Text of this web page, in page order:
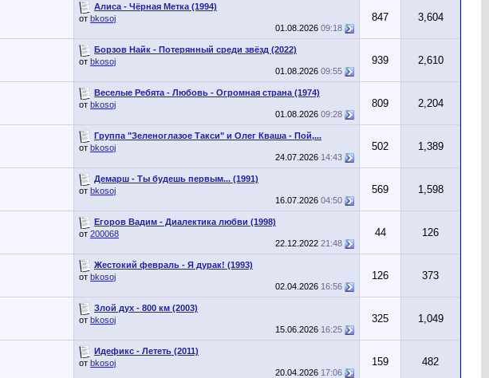
Алиса - Чёрная Метка (1994)
от bkosoj
01.08.2026 09:18
847 3,604
Борзов Найк - Потерянный среди звёзд (2022)
от bkosoj
01.08.2026 09:55
939 2,610
Веселые Ребята - Любовь - Огромная страна (1974)
от bkosoj
01.08.2026 09:28
809 2,204
Группа "Зеленоглазое Такси" и Олег Кваша - Пой,...
от bkosoj
24.07.2026 14:43
502 1,389
Демарш - Ты будешь первым... (1991)
от bkosoj
16.07.2026 04:50
569 1,598
Егоров Вадим - Диалектика любви (1998)
от 200068
22.12.2022 21:48
44 126
Жестокий февраль - Я дурак! (1993)
от bkosoj
02.04.2026 16:56
126 373
Злой дух - 800 км (2003)
от bkosoj
15.06.2026 16:25
325 1,049
Идефикс - Лететь (2011)
от bkosoj
20.04.2026 17:06
159 482